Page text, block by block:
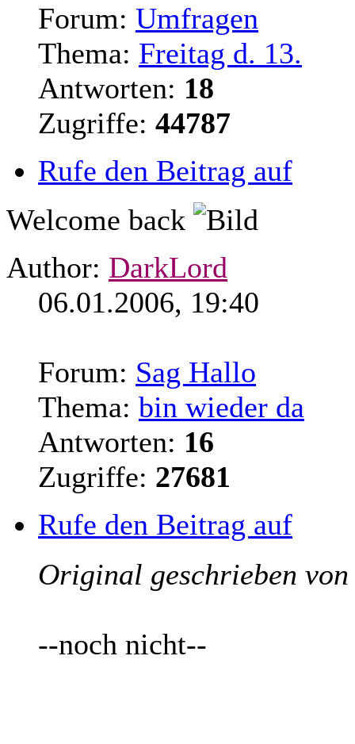
Forum: Umfragen
Thema: Freitag d. 13.
Antworten: 18
Zugriffe: 44787
Rufe den Beitrag auf
Welcome back
Author: DarkLord
06.01.2006, 19:40
Forum: Sag Hallo
Thema: bin wieder da
Antworten: 16
Zugriffe: 27681
Rufe den Beitrag auf
Original geschrieben von
--noch nicht--